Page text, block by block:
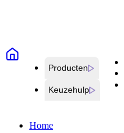
Producten
Keuzehulp
Home